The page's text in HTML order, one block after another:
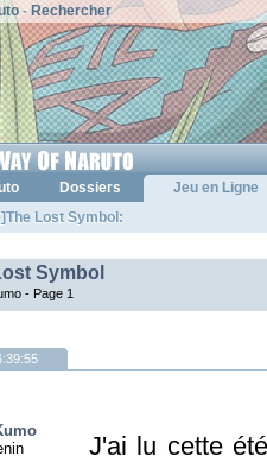
- Rechercher
Dossiers
Jeu en Ligne
Lost Symbol:
Symbol
- Page 1
J'ai lu cette